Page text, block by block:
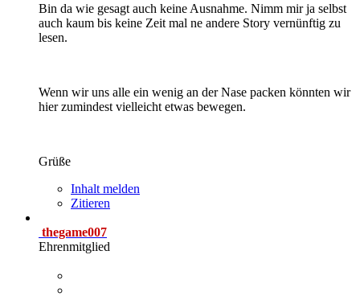
Bin da wie gesagt auch keine Ausnahme. Nimm mir ja selbst
auch kaum bis keine Zeit mal ne andere Story vernünftig zu
lesen.
Wenn wir uns alle ein wenig an der Nase packen könnten wir
hier zumindest vielleicht etwas bewegen.
Grüße
Inhalt melden
Zitieren
thegame007
Ehrenmitglied